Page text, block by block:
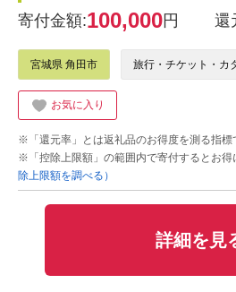
寄付金額:100,000円 還
宮城県 角田市 旅行・チケット・カ
お気に入り
※「還元率」とは返礼品のお得度を測る指標
※「控除上限額」の範囲内で寄付するとお得
除上限額を調べる）
詳細を見